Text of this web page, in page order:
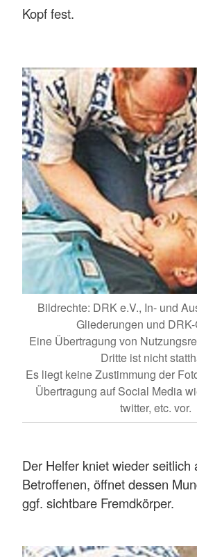
Kopf fest.
Bildrechte: DRK e.V., In- und
Gliederungen und
Eine Übertragung von
Dritte ist nicht
Es liegt keine Zustimmung der
Übertragung auf Social Media
twitter, etc. vor.
Der Helfer kniet wieder seitlich
Betroffenen, öffnet dessen
ggf. sichtbare Fremdkörper.